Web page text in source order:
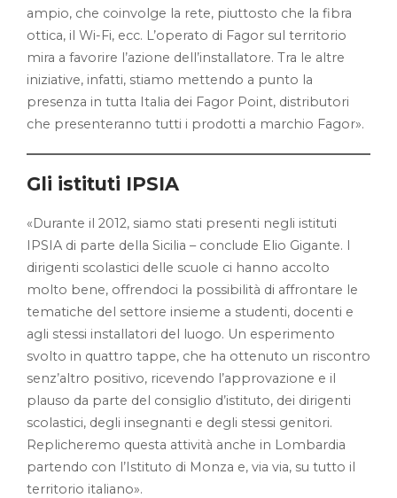
ampio, che coinvolge la rete, piuttosto che la fibra
ottica, il Wi-Fi, ecc. L’operato di Fagor sul territorio
mira a favorire l’azione dell’installatore. Tra le altre
iniziative, infatti, stiamo mettendo a punto la
presenza in tutta Italia dei Fagor Point, distributori
che presenteranno tutti i prodotti a marchio Fagor».
Gli istituti IPSIA
«Durante il 2012, siamo stati presenti negli istituti
IPSIA di parte della Sicilia – conclude Elio Gigante. I
dirigenti scolastici delle scuole ci hanno accolto
molto bene, offrendoci la possibilità di affrontare le
tematiche del settore insieme a studenti, docenti e
agli stessi installatori del luogo. Un esperimento
svolto in quattro tappe, che ha ottenuto un riscontro
senz’altro positivo, ricevendo l’approvazione e il
plauso da parte del consiglio d’istituto, dei dirigenti
scolastici, degli insegnanti e degli stessi genitori.
Replicheremo questa attività anche in Lombardia
partendo con l’Istituto di Monza e, via via, su tutto il
territorio italiano».